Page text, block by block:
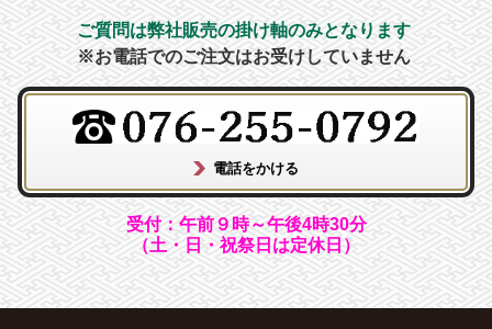
ご質問は弊社販売の掛け軸のみとなります
※お電話でのご注文はお受けしていません
受付：午前９時～午後4時30分
（土・日・祝祭日は定休日）